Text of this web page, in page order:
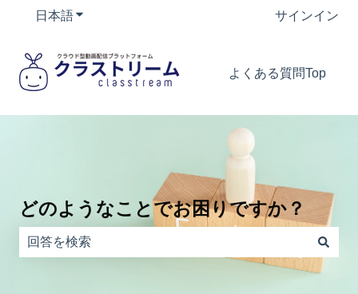
日本語翻訳のサブメニューを表示 サインイン
よくある質問Top
どのようなことでお困りですか？
検索フィールドが空なので、候補はありません。